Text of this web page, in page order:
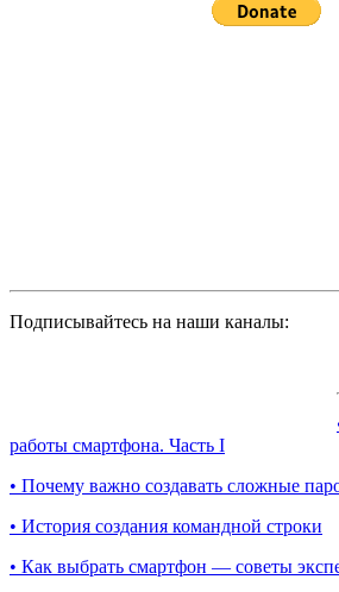
Подписывайтесь на наши каналы:
работы смартфона. Часть I
• Почему важно создавать сложные
• История создания командной строки
• Как выбрать смартфон — советы